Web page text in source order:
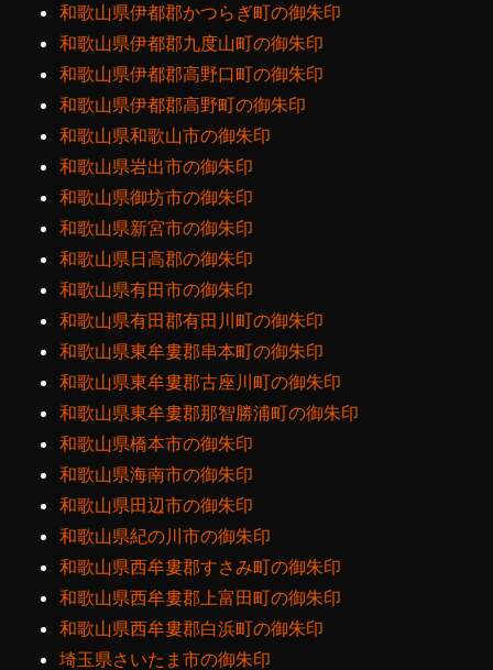
和歌山県伊都郡かつらぎ町の御朱印
和歌山県伊都郡九度山町の御朱印
和歌山県伊都郡高野口町の御朱印
和歌山県伊都郡高野町の御朱印
和歌山県和歌山市の御朱印
和歌山県岩出市の御朱印
和歌山県御坊市の御朱印
和歌山県新宮市の御朱印
和歌山県日高郡の御朱印
和歌山県有田市の御朱印
和歌山県有田郡有田川町の御朱印
和歌山県東牟婁郡串本町の御朱印
和歌山県東牟婁郡古座川町の御朱印
和歌山県東牟婁郡那智勝浦町の御朱印
和歌山県橋本市の御朱印
和歌山県海南市の御朱印
和歌山県田辺市の御朱印
和歌山県紀の川市の御朱印
和歌山県西牟婁郡すさみ町の御朱印
和歌山県西牟婁郡上富田町の御朱印
和歌山県西牟婁郡白浜町の御朱印
埼玉県さいたま市の御朱印